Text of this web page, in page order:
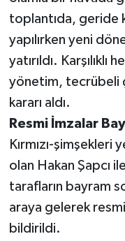
toplantıda, geride
yapılırken yeni
yatırıldı. Karşılıklı
yönetim, tecrübeli
kararı aldı.
‎​Resmi İmzalar
‎​Kırmızı-
olan Hakan Şapcı
tarafların bayram
araya gelerek
bildirildi.